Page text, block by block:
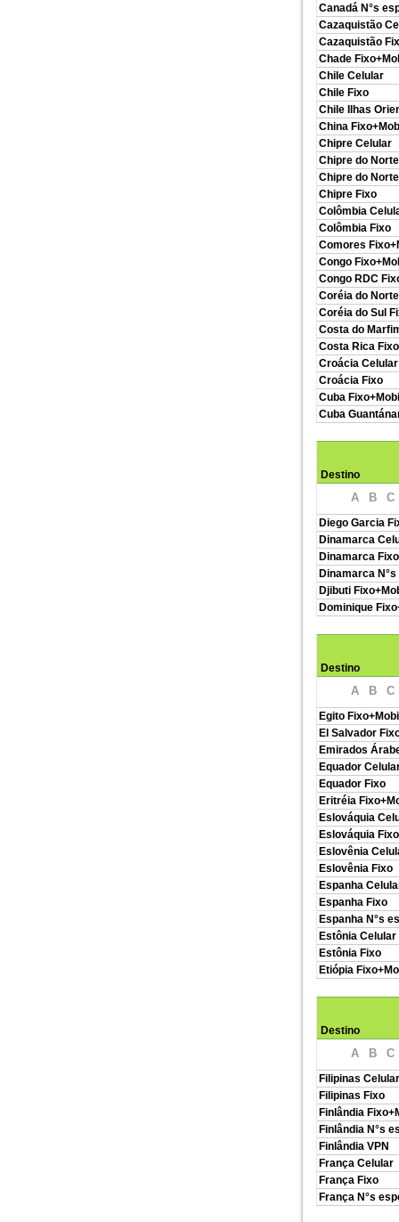
Canadá N°s
Cazaquistão
Cazaquistão
Chade
Chile Celular
Chile Fixo
Chile Ilhas
China
Chipre Celular
Chipre do
Chipre do
Chipre Fixo
Colômbia
Colômbia Fixo
Comores
Congo
Congo RDC
Coréia do
Coréia do Sul
Costa do
Costa Rica
Croácia Celular
Croácia Fixo
Cuba
Cuba
Destino
A B C
Diego Garcia
Dinamarca
Dinamarca Fixo
Dinamarca
Djibuti
Dominique
Destino
A B C
Egito
El Salvador
Emirados
Equador
Equador Fixo
Eritréia
Eslováquia
Eslováquia Fixo
Eslovênia
Eslovênia Fixo
Espanha
Espanha Fixo
Espanha N°s
Estônia Celular
Estônia Fixo
Etiópia
Destino
A B C
Filipinas Celular
Filipinas Fixo
Finlândia
Finlândia N°s
Finlândia VPN
França Celular
França Fixo
França N°s